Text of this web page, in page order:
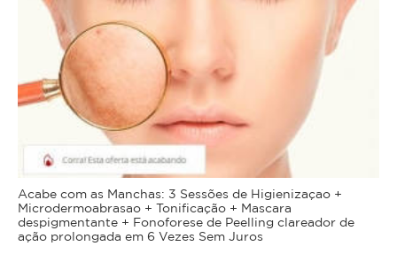
Acabe com as Manchas: 3 Sessões de Higienizaçao +
Microdermoabrasao + Tonificação + Mascara
despigmentante + Fonoforese de Peelling clareador de
ação prolongada em 6 Vezes Sem Juros